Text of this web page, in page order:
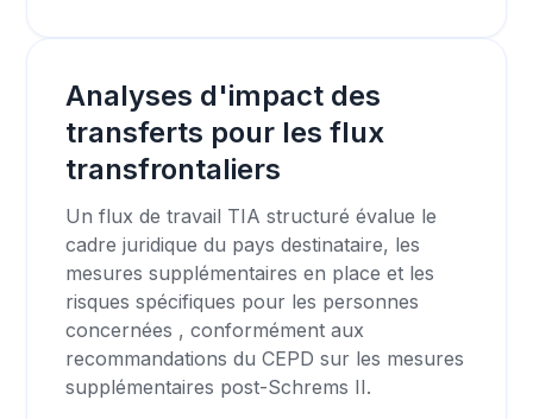
Analyses d'impact des
transferts pour les flux
transfrontaliers
Un flux de travail TIA structuré évalue le
cadre juridique du pays destinataire, les
mesures supplémentaires en place et les
risques spécifiques pour les personnes
concernées , conformément aux
recommandations du CEPD sur les mesures
supplémentaires post-Schrems II.